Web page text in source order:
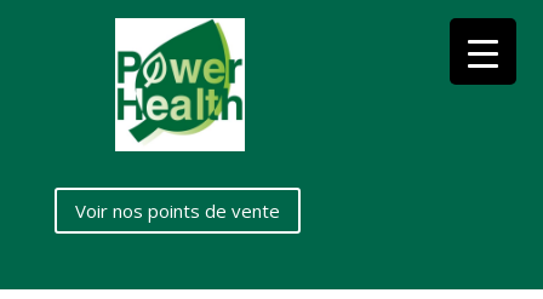
Voir nos points de vente